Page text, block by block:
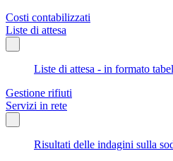
Costi contabilizzati
Liste di attesa
Liste di attesa - in formato
Gestione rifiuti
Servizi in rete
Risultati delle indagini sulla